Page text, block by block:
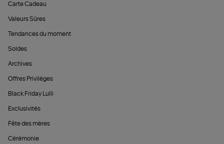
Carte Cadeau
Valeurs Sûres
Tendances du moment
Soldes
Archives
Offres Privilèges
Black Friday Lulli
Exclusivités
Fête des mères
Cérémonie